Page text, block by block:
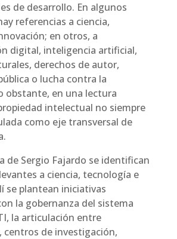
de desarrollo. En algunos
referencias a ciencia,
en otros, a
digital, inteligencia artificial,
derechos de autor,
o lucha contra la
obstante, en una lectura
intelectual no siempre
como eje transversal de
de Sergio Fajardo se identifican
a ciencia, tecnología e
se plantean iniciativas
la gobernanza del sistema
la articulación entre
centros de investigación,